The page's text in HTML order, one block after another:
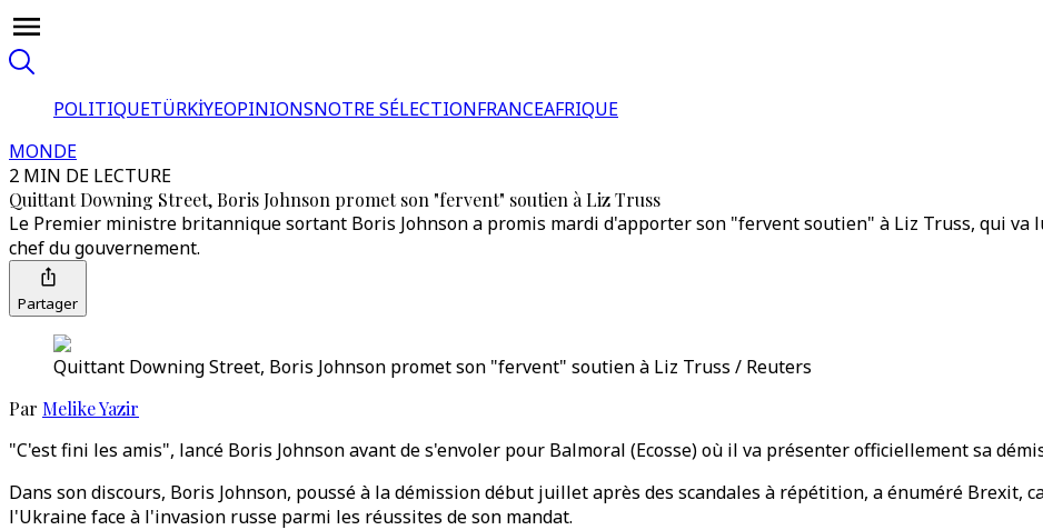
POLITIQUETÜRKİYEOPINIONSNOTRE SÉLECTIONFRANCEAFRIQUE
MONDE
2 MIN DE LECTURE
Quittant Downing Street, Boris Johnson promet son "fervent" soutien à Liz Truss
Le Premier ministre britannique sortant Boris Johnson a promis mardi d'apporter son "fervent soutien" à Liz Truss, qui va
chef du gouvernement.
Partager
Quittant Downing Street, Boris Johnson promet son "fervent" soutien à Liz Truss / Reuters
Par Melike Yazir
"C'est fini les amis", lancé Boris Johnson avant de s'envoler pour Balmoral (Ecosse) où il va présenter officiellement sa
Dans son discours, Boris Johnson, poussé à la démission début juillet après des scandales à répétition, a énuméré Brexit,
l'Ukraine face à l'invasion russe parmi les réussites de son mandat.